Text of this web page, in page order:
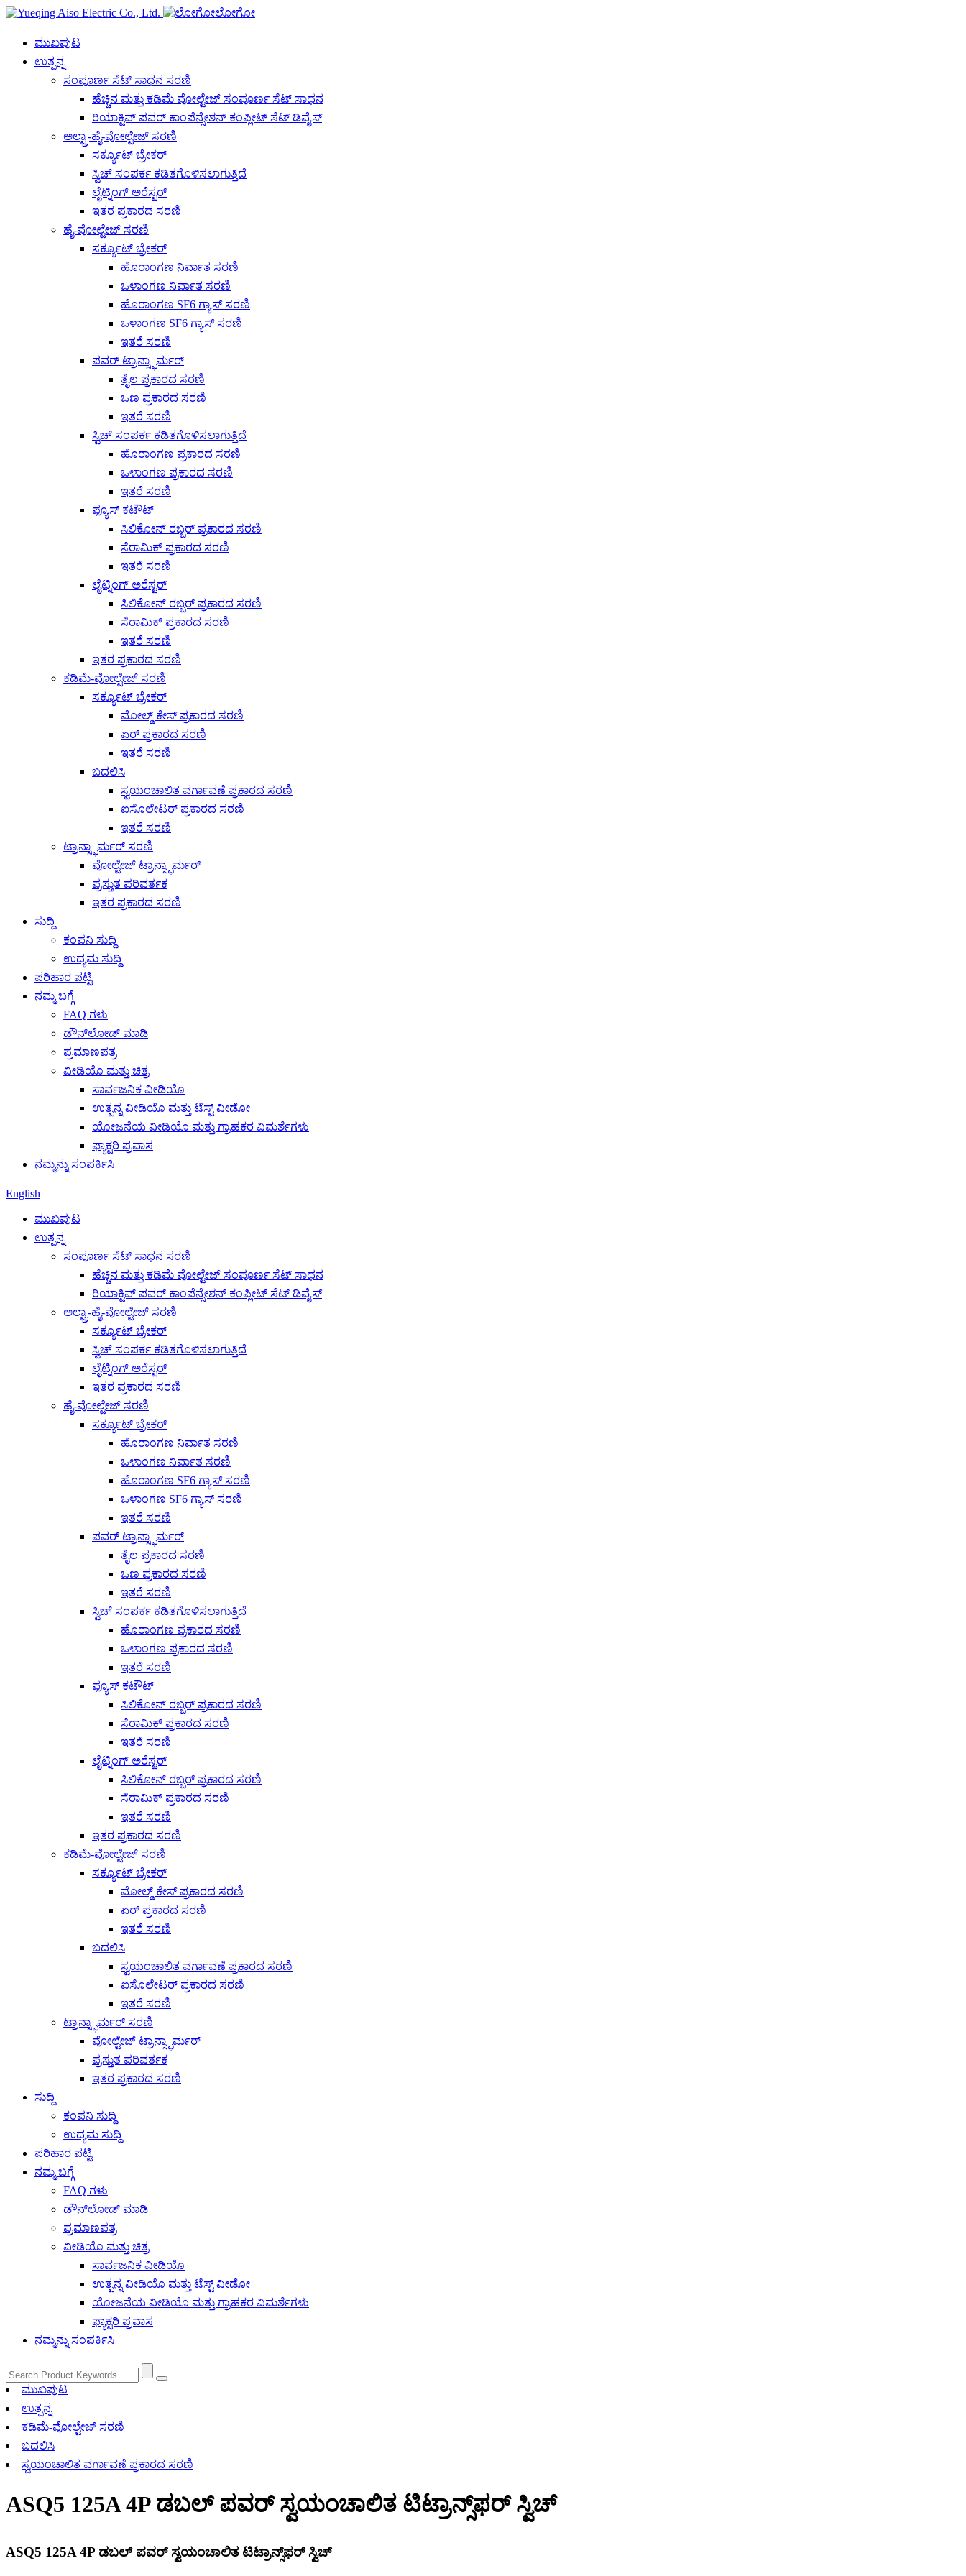
ಲೋಗೋ
ಮುಖಪುಟ
ಉತ್ಪನ್ನ
ಸಂಪೂರ್ಣ ಸೆಟ್ ಸಾಧನ ಸರಣಿ
ಹೆಚ್ಚಿನ ಮತ್ತು ಕಡಿಮೆ ವೋಲ್ಟೇಜ್ ಸಂಪೂರ್ಣ ಸೆಟ್ ಸಾಧನ
ರಿಯಾಕ್ಟಿವ್ ಪವರ್ ಕಾಂಪೆನ್ಸೇಶನ್ ಕಂಪ್ಲೀಟ್ ಸೆಟ್ ಡಿವೈಸ್
ಅಲ್ಟ್ರಾ-ಹೈ-ವೋಲ್ಟೇಜ್ ಸರಣಿ
ಸರ್ಕ್ಯೂಟ್ ಬ್ರೇಕರ್
ಸ್ವಿಚ್ ಸಂಪರ್ಕ ಕಡಿತಗೊಳಿಸಲಾಗುತ್ತಿದೆ
ಲೈಟ್ನಿಂಗ್ ಅರೆಸ್ಟರ್
ಇತರ ಪ್ರಕಾರದ ಸರಣಿ
ಹೈ-ವೋಲ್ಟೇಜ್ ಸರಣಿ
ಸರ್ಕ್ಯೂಟ್ ಬ್ರೇಕರ್
ಹೊರಾಂಗಣ ನಿರ್ವಾತ ಸರಣಿ
ಒಳಾಂಗಣ ನಿರ್ವಾತ ಸರಣಿ
ಹೊರಾಂಗಣ SF6 ಗ್ಯಾಸ್ ಸರಣಿ
ಒಳಾಂಗಣ SF6 ಗ್ಯಾಸ್ ಸರಣಿ
ಇತರೆ ಸರಣಿ
ಪವರ್ ಟ್ರಾನ್ಸ್ಫಾರ್ಮರ್
ತೈಲ ಪ್ರಕಾರದ ಸರಣಿ
ಒಣ ಪ್ರಕಾರದ ಸರಣಿ
ಇತರೆ ಸರಣಿ
ಸ್ವಿಚ್ ಸಂಪರ್ಕ ಕಡಿತಗೊಳಿಸಲಾಗುತ್ತಿದೆ
ಹೊರಾಂಗಣ ಪ್ರಕಾರದ ಸರಣಿ
ಒಳಾಂಗಣ ಪ್ರಕಾರದ ಸರಣಿ
ಇತರೆ ಸರಣಿ
ಫ್ಯೂಸ್ ಕಟೌಟ್
ಸಿಲಿಕೋನ್ ರಬ್ಬರ್ ಪ್ರಕಾರದ ಸರಣಿ
ಸೆರಾಮಿಕ್ ಪ್ರಕಾರದ ಸರಣಿ
ಇತರೆ ಸರಣಿ
ಲೈಟ್ನಿಂಗ್ ಅರೆಸ್ಟರ್
ಸಿಲಿಕೋನ್ ರಬ್ಬರ್ ಪ್ರಕಾರದ ಸರಣಿ
ಸೆರಾಮಿಕ್ ಪ್ರಕಾರದ ಸರಣಿ
ಇತರೆ ಸರಣಿ
ಇತರ ಪ್ರಕಾರದ ಸರಣಿ
ಕಡಿಮೆ-ವೋಲ್ಟೇಜ್ ಸರಣಿ
ಸರ್ಕ್ಯೂಟ್ ಬ್ರೇಕರ್
ಮೋಲ್ಡ್ ಕೇಸ್ ಪ್ರಕಾರದ ಸರಣಿ
ಏರ್ ಪ್ರಕಾರದ ಸರಣಿ
ಇತರೆ ಸರಣಿ
ಬದಲಿಸಿ
ಸ್ವಯಂಚಾಲಿತ ವರ್ಗಾವಣೆ ಪ್ರಕಾರದ ಸರಣಿ
ಐಸೊಲೇಟರ್ ಪ್ರಕಾರದ ಸರಣಿ
ಇತರೆ ಸರಣಿ
ಟ್ರಾನ್ಸ್ಫಾರ್ಮರ್ ಸರಣಿ
ವೋಲ್ಟೇಜ್ ಟ್ರಾನ್ಸ್ಫಾರ್ಮರ್
ಪ್ರಸ್ತುತ ಪರಿವರ್ತಕ
ಇತರ ಪ್ರಕಾರದ ಸರಣಿ
ಸುದ್ದಿ
ಕಂಪನಿ ಸುದ್ದಿ
ಉದ್ಯಮ ಸುದ್ದಿ
ಪರಿಹಾರ ಪಟ್ಟಿ
ನಮ್ಮ ಬಗ್ಗೆ
FAQ ಗಳು
ಡೌನ್‌ಲೋಡ್ ಮಾಡಿ
ಪ್ರಮಾಣಪತ್ರ
ವೀಡಿಯೊ ಮತ್ತು ಚಿತ್ರ
ಸಾರ್ವಜನಿಕ ವೀಡಿಯೊ
ಉತ್ಪನ್ನ ವೀಡಿಯೊ ಮತ್ತು ಟೆಸ್ಟ್ ವೀಡೋ
ಯೋಜನೆಯ ವೀಡಿಯೊ ಮತ್ತು ಗ್ರಾಹಕರ ವಿಮರ್ಶೆಗಳು
ಫ್ಯಾಕ್ಟರಿ ಪ್ರವಾಸ
ನಮ್ಮನ್ನು ಸಂಪರ್ಕಿಸಿ
English
ಮುಖಪುಟ
ಉತ್ಪನ್ನ
ಸಂಪೂರ್ಣ ಸೆಟ್ ಸಾಧನ ಸರಣಿ
ಹೆಚ್ಚಿನ ಮತ್ತು ಕಡಿಮೆ ವೋಲ್ಟೇಜ್ ಸಂಪೂರ್ಣ ಸೆಟ್ ಸಾಧನ
ರಿಯಾಕ್ಟಿವ್ ಪವರ್ ಕಾಂಪೆನ್ಸೇಶನ್ ಕಂಪ್ಲೀಟ್ ಸೆಟ್ ಡಿವೈಸ್
ಅಲ್ಟ್ರಾ-ಹೈ-ವೋಲ್ಟೇಜ್ ಸರಣಿ
ಸರ್ಕ್ಯೂಟ್ ಬ್ರೇಕರ್
ಸ್ವಿಚ್ ಸಂಪರ್ಕ ಕಡಿತಗೊಳಿಸಲಾಗುತ್ತಿದೆ
ಲೈಟ್ನಿಂಗ್ ಅರೆಸ್ಟರ್
ಇತರ ಪ್ರಕಾರದ ಸರಣಿ
ಹೈ-ವೋಲ್ಟೇಜ್ ಸರಣಿ
ಸರ್ಕ್ಯೂಟ್ ಬ್ರೇಕರ್
ಹೊರಾಂಗಣ ನಿರ್ವಾತ ಸರಣಿ
ಒಳಾಂಗಣ ನಿರ್ವಾತ ಸರಣಿ
ಹೊರಾಂಗಣ SF6 ಗ್ಯಾಸ್ ಸರಣಿ
ಒಳಾಂಗಣ SF6 ಗ್ಯಾಸ್ ಸರಣಿ
ಇತರೆ ಸರಣಿ
ಪವರ್ ಟ್ರಾನ್ಸ್ಫಾರ್ಮರ್
ತೈಲ ಪ್ರಕಾರದ ಸರಣಿ
ಒಣ ಪ್ರಕಾರದ ಸರಣಿ
ಇತರೆ ಸರಣಿ
ಸ್ವಿಚ್ ಸಂಪರ್ಕ ಕಡಿತಗೊಳಿಸಲಾಗುತ್ತಿದೆ
ಹೊರಾಂಗಣ ಪ್ರಕಾರದ ಸರಣಿ
ಒಳಾಂಗಣ ಪ್ರಕಾರದ ಸರಣಿ
ಇತರೆ ಸರಣಿ
ಫ್ಯೂಸ್ ಕಟೌಟ್
ಸಿಲಿಕೋನ್ ರಬ್ಬರ್ ಪ್ರಕಾರದ ಸರಣಿ
ಸೆರಾಮಿಕ್ ಪ್ರಕಾರದ ಸರಣಿ
ಇತರೆ ಸರಣಿ
ಲೈಟ್ನಿಂಗ್ ಅರೆಸ್ಟರ್
ಸಿಲಿಕೋನ್ ರಬ್ಬರ್ ಪ್ರಕಾರದ ಸರಣಿ
ಸೆರಾಮಿಕ್ ಪ್ರಕಾರದ ಸರಣಿ
ಇತರೆ ಸರಣಿ
ಇತರ ಪ್ರಕಾರದ ಸರಣಿ
ಕಡಿಮೆ-ವೋಲ್ಟೇಜ್ ಸರಣಿ
ಸರ್ಕ್ಯೂಟ್ ಬ್ರೇಕರ್
ಮೋಲ್ಡ್ ಕೇಸ್ ಪ್ರಕಾರದ ಸರಣಿ
ಏರ್ ಪ್ರಕಾರದ ಸರಣಿ
ಇತರೆ ಸರಣಿ
ಬದಲಿಸಿ
ಸ್ವಯಂಚಾಲಿತ ವರ್ಗಾವಣೆ ಪ್ರಕಾರದ ಸರಣಿ
ಐಸೊಲೇಟರ್ ಪ್ರಕಾರದ ಸರಣಿ
ಇತರೆ ಸರಣಿ
ಟ್ರಾನ್ಸ್ಫಾರ್ಮರ್ ಸರಣಿ
ವೋಲ್ಟೇಜ್ ಟ್ರಾನ್ಸ್ಫಾರ್ಮರ್
ಪ್ರಸ್ತುತ ಪರಿವರ್ತಕ
ಇತರ ಪ್ರಕಾರದ ಸರಣಿ
ಸುದ್ದಿ
ಕಂಪನಿ ಸುದ್ದಿ
ಉದ್ಯಮ ಸುದ್ದಿ
ಪರಿಹಾರ ಪಟ್ಟಿ
ನಮ್ಮ ಬಗ್ಗೆ
FAQ ಗಳು
ಡೌನ್‌ಲೋಡ್ ಮಾಡಿ
ಪ್ರಮಾಣಪತ್ರ
ವೀಡಿಯೊ ಮತ್ತು ಚಿತ್ರ
ಸಾರ್ವಜನಿಕ ವೀಡಿಯೊ
ಉತ್ಪನ್ನ ವೀಡಿಯೊ ಮತ್ತು ಟೆಸ್ಟ್ ವೀಡೋ
ಯೋಜನೆಯ ವೀಡಿಯೊ ಮತ್ತು ಗ್ರಾಹಕರ ವಿಮರ್ಶೆಗಳು
ಫ್ಯಾಕ್ಟರಿ ಪ್ರವಾಸ
ನಮ್ಮನ್ನು ಸಂಪರ್ಕಿಸಿ
ಮುಖಪುಟ
ಉತ್ಪನ್ನ
ಕಡಿಮೆ-ವೋಲ್ಟೇಜ್ ಸರಣಿ
ಬದಲಿಸಿ
ಸ್ವಯಂಚಾಲಿತ ವರ್ಗಾವಣೆ ಪ್ರಕಾರದ ಸರಣಿ
ASQ5 125A 4P ಡಬಲ್ ಪವರ್ ಸ್ವಯಂಚಾಲಿತ ಟಿಟ್ರಾನ್ಸ್‌ಫರ್ ಸ್ವಿಚ್
ASQ5 125A 4P ಡಬಲ್ ಪವರ್ ಸ್ವಯಂಚಾಲಿತ ಟಿಟ್ರಾನ್ಸ್‌ಫರ್ ಸ್ವಿಚ್